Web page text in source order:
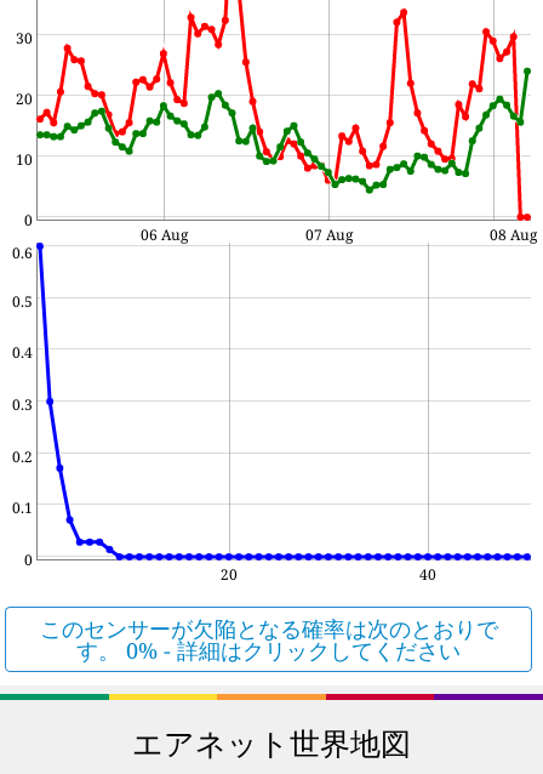
0
10
20
30
06 Aug 07 Aug 08 Aug
0
0.1
0.2
0.3
0.4
0.5
0.6
20 40
このセンサーが欠陥となる確率は次のとおりで
す。 0% - 詳細はクリックしてください
エアネット世界地図